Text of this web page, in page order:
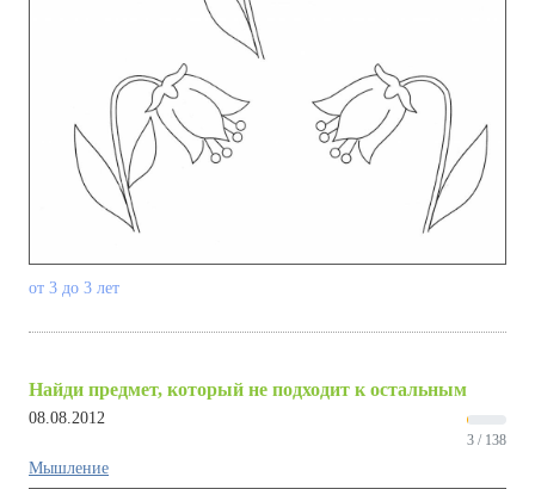
от 3 до 3 лет
Найди предмет, который не подходит к остальным
08.08.2012
3 / 138
Мышление